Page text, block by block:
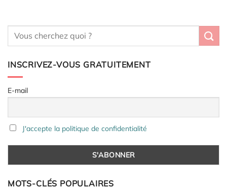
INSCRIVEZ-VOUS GRATUITEMENT
E-mail
J'accepte la politique de confidentialité
MOTS-CLÉS POPULAIRES